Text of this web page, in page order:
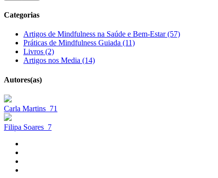
Categorias
Artigos de Mindfulness na Saúde e Bem-Estar (57)
Práticas de Mindfulness Guiada (11)
Livros (2)
Artigos nos Media (14)
Autores(as)
Carla Martins 71
Filipa Soares 7